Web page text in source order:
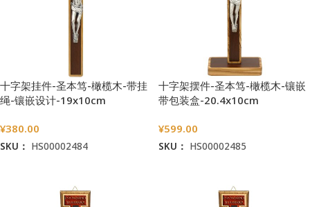
十字架挂件-圣本笃-橄榄木-带挂
绳-镶嵌设计-19x10cm
¥380.00
SKU： HS00002484
十字架摆件-圣本笃-橄榄木-镶嵌
带包装盒-20.4x10cm
¥599.00
SKU： HS00002485